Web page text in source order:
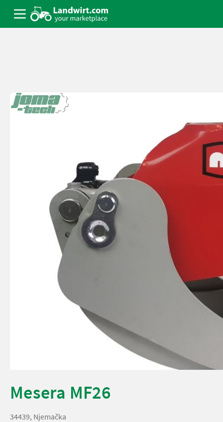
Mesera MF26
34439, Njemačka